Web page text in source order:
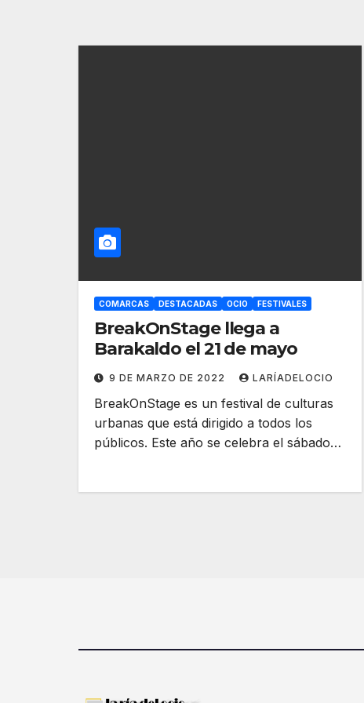
COMARCAS DESTACADAS OCIO FESTIVALES
BreakOnStage llega a
Barakaldo el 21 de mayo
9 DE MARZO DE 2022 LARÍADELOCIO
BreakOnStage es un festival de culturas
urbanas que está dirigido a todos los
públicos. Este año se celebra el sábado…